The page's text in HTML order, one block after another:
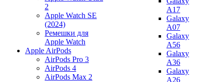
2
Apple Watch SE
(2024)
Ремешки для
Apple Watch
Apple AirPods
AirPods Pro 3
AirPods 4
AirPods Max 2
A17
Galaxy
A07
Galaxy
A56
Galaxy
A36
Galaxy
A26